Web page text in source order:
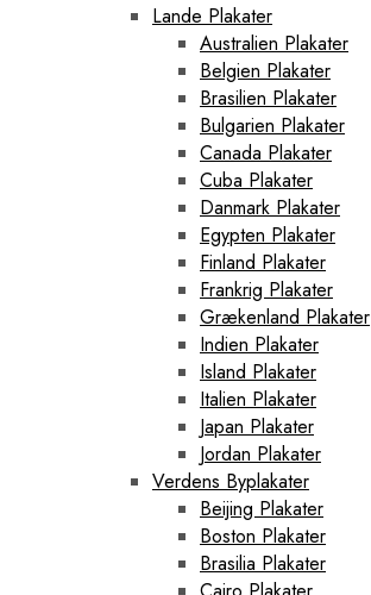
Lande Plakater
Australien Plakater
Belgien Plakater
Brasilien Plakater
Bulgarien Plakater
Canada Plakater
Cuba Plakater
Danmark Plakater
Egypten Plakater
Finland Plakater
Frankrig Plakater
Grækenland Plakater
Indien Plakater
Island Plakater
Italien Plakater
Japan Plakater
Jordan Plakater
Verdens Byplakater
Beijing Plakater
Boston Plakater
Brasilia Plakater